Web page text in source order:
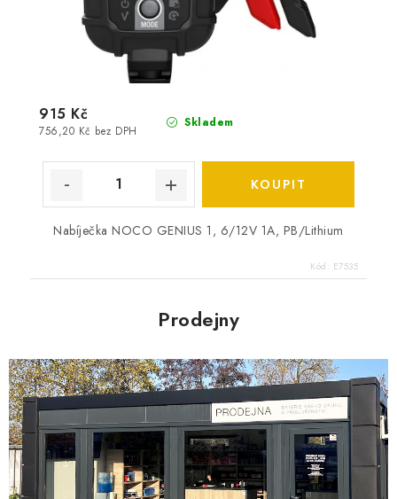
Skladem
756,20 Kč bez DPH
915 Kč
Nabíječka NOCO GENIUS 1, 6/12V 1A, PB/Lithium
Kód: E7535
Prodejny